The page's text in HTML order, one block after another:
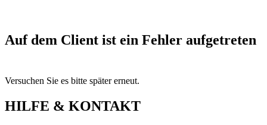
Auf dem Client ist ein Fehler aufgetreten
Versuchen Sie es bitte später erneut.
HILFE & KONTAKT